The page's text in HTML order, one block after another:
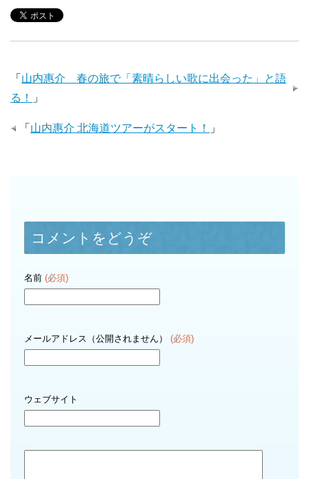
「 山内惠介 春の旅で「素晴らしい歌に出会った」と語
る！
」
「 山内惠介 北海道ツアーがスタート！ 」
コメントをどうぞ
名前 (必須)
メールアドレス（公開されません） (必須)
ウェブサイト